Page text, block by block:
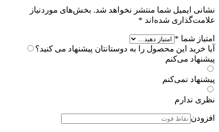
نشانی ایمیل شما منتشر نخواهد شد. بخش‌های موردنیاز
علامت‌گذاری شده‌اند *
امتیاز شما *
آیا خرید این محصول را به دوستانتان پیشنهاد می کنید؟
پیشنهاد می‌کنم
پیشنهاد نمی‌کنم
نظری ندارم
افزودن